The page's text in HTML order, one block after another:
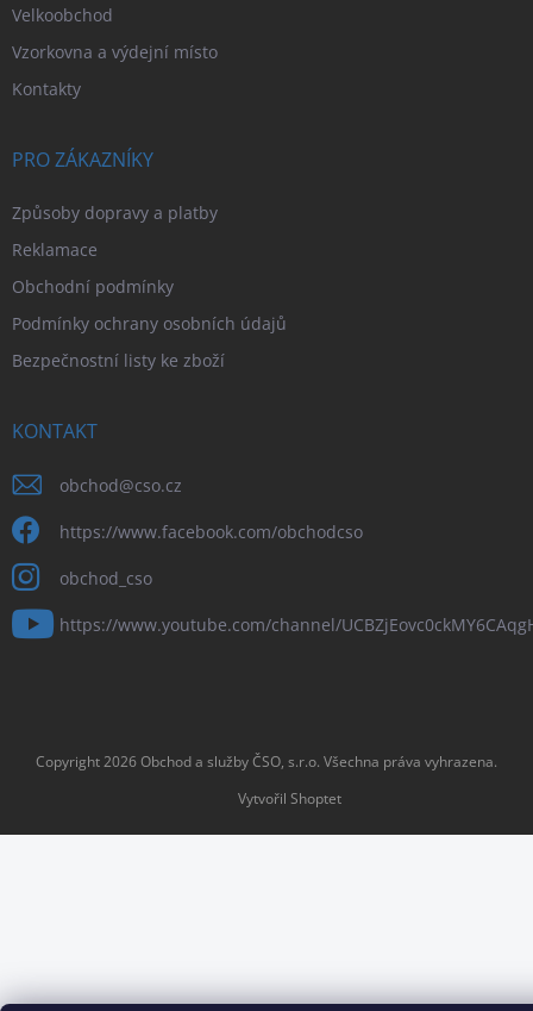
Velkoobchod
Vzorkovna a výdejní místo
Kontakty
PRO ZÁKAZNÍKY
Způsoby dopravy a platby
Reklamace
Obchodní podmínky
Podmínky ochrany osobních údajů
Bezpečnostní listy ke zboží
KONTAKT
obchod@cso.cz
https://www.facebook.com/obchodcso
obchod_cso
https://www.youtube.com/channel/
Vytvořil Shoptet
Copyright 2026Obchod a služby ČSO, s.r.o. Všechna práva vyhrazena.